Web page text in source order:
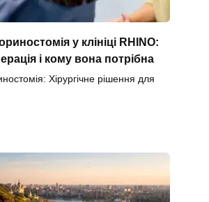
у клініці RHINO:
і кому вона потрібна
Хірургічне рішення для